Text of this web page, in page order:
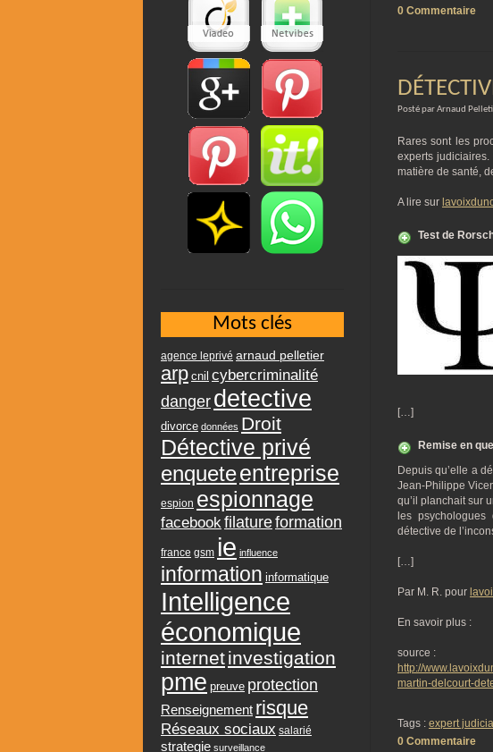
0 Commentaire
Posté par Arnaud
Rares sont les
experts
matière de santé,
A lire sur
Test de
[…]
Remise en
Depuis qu’elle a
Jean-Philippe
qu’il planchait sur
les
détective de
[…]
Par M. R. pour
En savoir plus :
source :
http://
martin-delcourt-
Tags : expert
0 Commentaire
Mots clés
agence leprivé arnaud pelletier
arp cnil cybercriminalité
danger detective
divorce données Droit
Détective privé
enqueteentreprise
espion espionnage
facebookfilatureformation
france gsm ie influence
information informatique
Intelligence
économique
internetinvestigation
pme preuve protection
Renseignement risque
Réseaux sociaux salarié
strategie surveillance